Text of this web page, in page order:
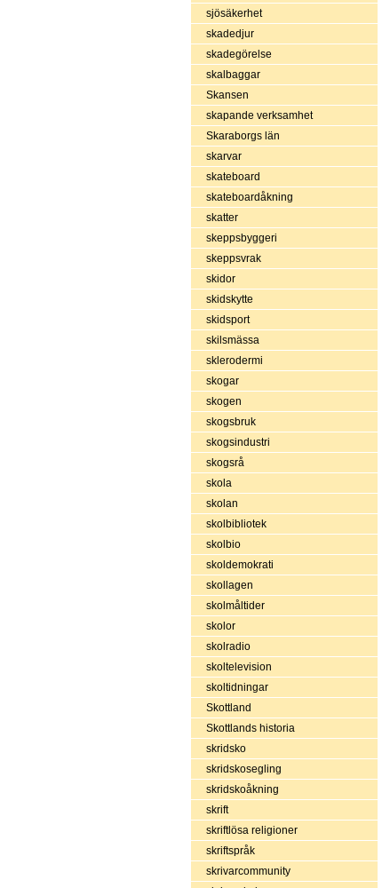
sjösäkerhet
skadedjur
skadegörelse
skalbaggar
Skansen
skapande verksamhet
Skaraborgs län
skarvar
skateboard
skateboardåkning
skatter
skeppsbyggeri
skeppsvrak
skidor
skidskytte
skidsport
skilsmässa
sklerodermi
skogar
skogen
skogsbruk
skogsindustri
skogsrå
skola
skolan
skolbibliotek
skolbio
skoldemokrati
skollagen
skolmåltider
skolor
skolradio
skoltelevision
skoltidningar
Skottland
Skottlands historia
skridsko
skridskosegling
skridskoåkning
skrift
skriftlösa religioner
skriftspråk
skrivarcommunity